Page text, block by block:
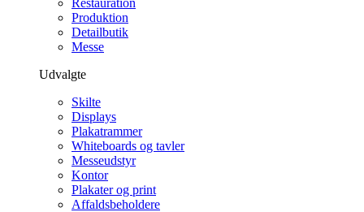
Produktion
Detailbutik
Messe
Udvalgte
Skilte
Displays
Plakatrammer
Whiteboards og tavler
Messeudstyr
Kontor
Plakater og print
Affaldsbeholdere